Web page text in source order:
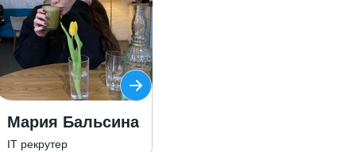
Мария Бальсина
IT рекрутер